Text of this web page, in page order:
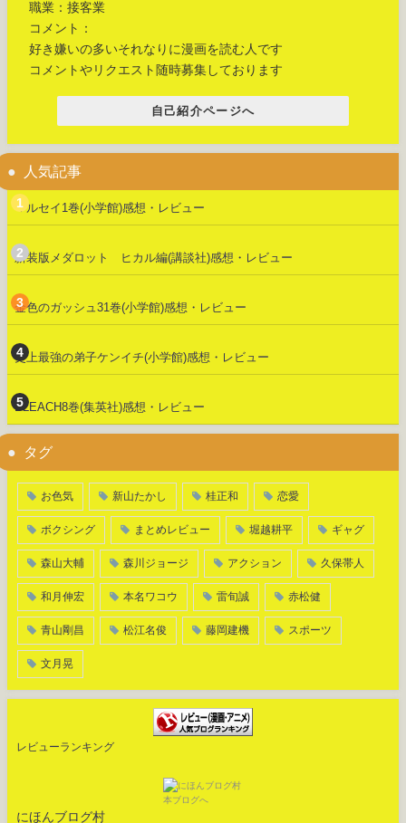
職業：接客業
コメント：
好き嫌いの多いそれなりに漫画を読む人です
コメントやリクエスト随時募集しております
自己紹介ページへ
人気記事
マルセイ1巻(小学館)感想・レビュー
新装版メダロット ヒカル編(講談社)感想・レビュー
金色のガッシュ31巻(小学館)感想・レビュー
史上最強の弟子ケンイチ(小学館)感想・レビュー
BLEACH8巻(集英社)感想・レビュー
タグ
お色気 新山たかし 桂正和 恋愛
ボクシング まとめレビュー 堀越耕平 ギャグ
森山大輔 森川ジョージ アクション 久保帯人
和月伸宏 本名ワコウ 雷旬誠 赤松健
青山剛昌 松江名俊 藤岡建機 スポーツ
文月晃
レビューランキング
にほんブログ村